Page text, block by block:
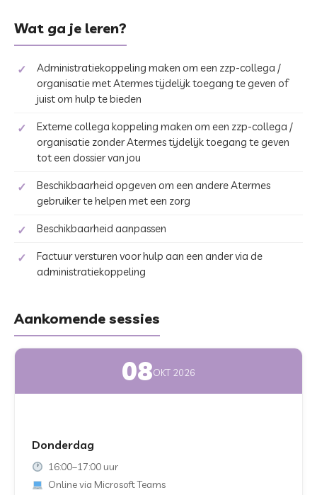
Wat ga je leren?
Administratiekoppeling maken om een zzp-collega /
organisatie met Atermes tijdelijk toegang te geven of
juist om hulp te bieden
Externe collega koppeling maken om een zzp-collega /
organisatie zonder Atermes tijdelijk toegang te geven
tot een dossier van jou
Beschikbaarheid opgeven om een andere Atermes
gebruiker te helpen met een zorg
Beschikbaarheid aanpassen
Factuur versturen voor hulp aan een ander via de
administratiekoppeling
Aankomende sessies
08OKT 2026
Donderdag
16:00–17:00 uur
Online via Microsoft Teams